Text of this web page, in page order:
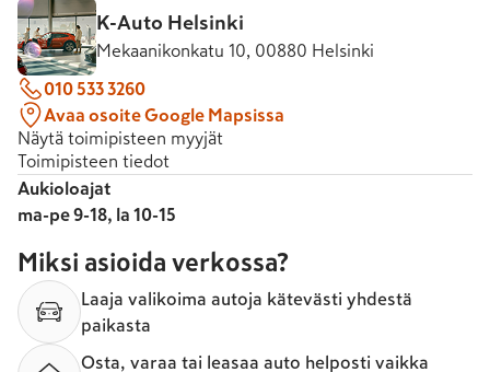
K-Auto Helsinki
Mekaanikonkatu 10, 00880 Helsinki
010 533 3260
Avaa osoite Google Mapsissa
Näytä toimipisteen myyjät
Toimipisteen tiedot
Aukioloajat
ma-pe 9-18, la 10-15
Miksi asioida verkossa?
Laaja valikoima autoja kätevästi yhdestä
paikasta
Osta, varaa tai leasaa auto helposti vaikka